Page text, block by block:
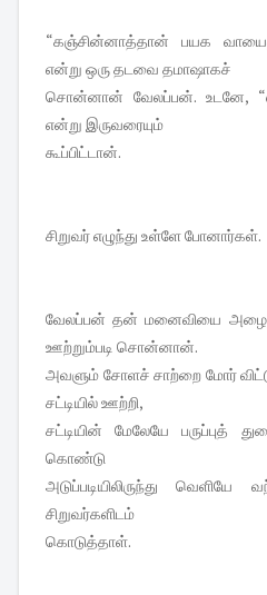
“கஞ்சின்னாத்தான் பயக வாயைத்
என்று ஒரு தடவை தமாஷாகச்
சொன்னான் வேலப்பன். உடனே,
என்று இருவரையும்
கூப்பிட்டான்.
சிறுவர் எழுந்து உள்ளே போனார்கள்.
வேலப்பன் தன் மனைவியை
ஊற்றும்படி சொன்னான்.
அவளும் சோளச் சாற்றை மோர்
சட்டியில் ஊற்றி,
சட்டியின் மேலேயே பருப்புத்
கொண்டு
அடுப்படியிலிருந்து
சிறுவர்களிடம்
கொடுத்தாள்.